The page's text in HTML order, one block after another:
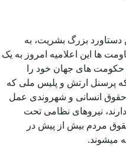
دستاورد بزرگ بشریت، به
ها این اعلامیه امروز به یک
حکومت های جهان خود را
پرسنل ارتش و پلیس ملی که
انسانی و شهروندی عمل
نیروهای نظامی تحت
مردم بیش از پیش در
میشوند.